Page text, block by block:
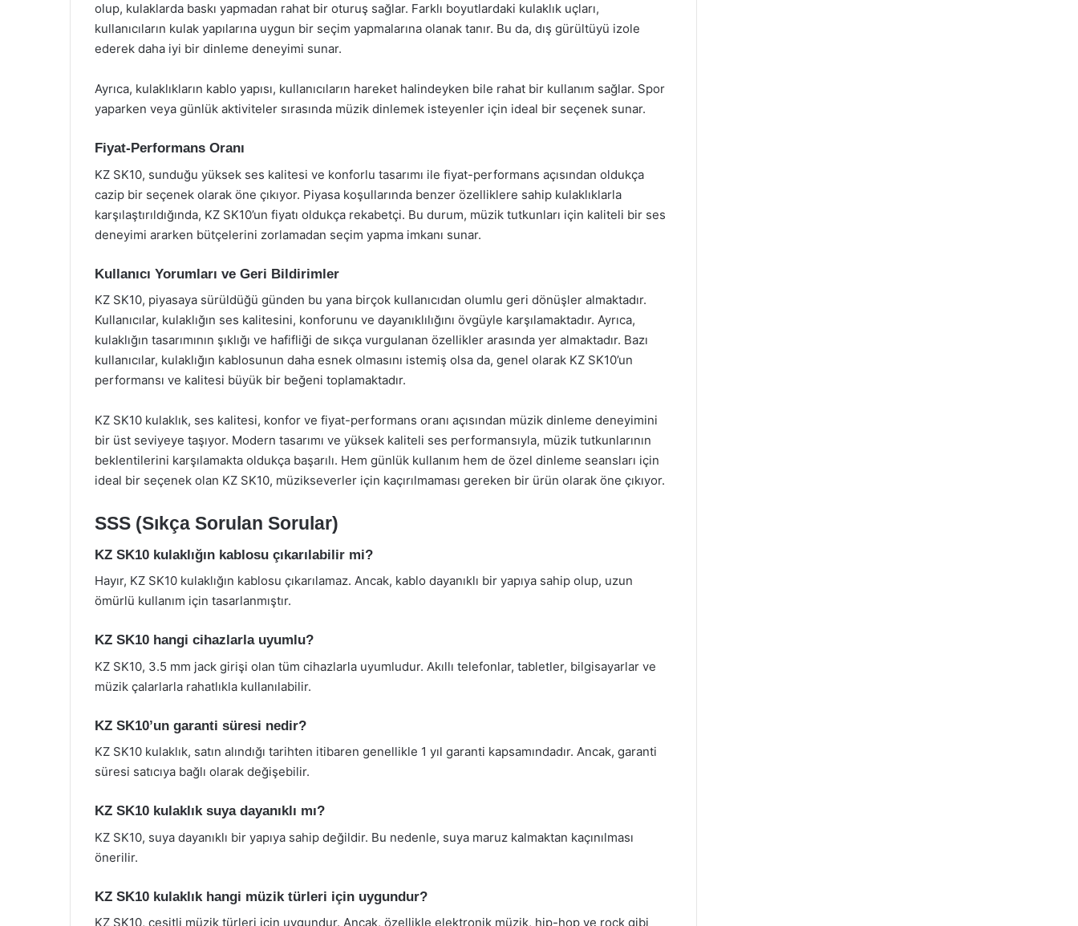
olup, kulaklarda baskı yapmadan rahat bir oturuş sağlar. Farklı boyutlardaki kulaklık uçları,
kullanıcıların kulak yapılarına uygun bir seçim yapmalarına olanak tanır. Bu da, dış gürültüyü izole
ederek daha iyi bir dinleme deneyimi sunar.
Ayrıca, kulaklıkların kablo yapısı, kullanıcıların hareket halindeyken bile rahat bir kullanım sağlar. Spor
yaparken veya günlük aktiviteler sırasında müzik dinlemek isteyenler için ideal bir seçenek sunar.
Fiyat-Performans Oranı
KZ SK10, sunduğu yüksek ses kalitesi ve konforlu tasarımı ile fiyat-performans açısından oldukça
cazip bir seçenek olarak öne çıkıyor. Piyasa koşullarında benzer özelliklere sahip kulaklıklarla
karşılaştırıldığında, KZ SK10’un fiyatı oldukça rekabetçi. Bu durum, müzik tutkunları için kaliteli bir ses
deneyimi ararken bütçelerini zorlamadan seçim yapma imkanı sunar.
Kullanıcı Yorumları ve Geri Bildirimler
KZ SK10, piyasaya sürüldüğü günden bu yana birçok kullanıcıdan olumlu geri dönüşler almaktadır.
Kullanıcılar, kulaklığın ses kalitesini, konforunu ve dayanıklılığını övgüyle karşılamaktadır. Ayrıca,
kulaklığın tasarımının şıklığı ve hafifliği de sıkça vurgulanan özellikler arasında yer almaktadır. Bazı
kullanıcılar, kulaklığın kablosunun daha esnek olmasını istemiş olsa da, genel olarak KZ SK10’un
performansı ve kalitesi büyük bir beğeni toplamaktadır.
KZ SK10 kulaklık, ses kalitesi, konfor ve fiyat-performans oranı açısından müzik dinleme deneyimini
bir üst seviyeye taşıyor. Modern tasarımı ve yüksek kaliteli ses performansıyla, müzik tutkunlarının
beklentilerini karşılamakta oldukça başarılı. Hem günlük kullanım hem de özel dinleme seansları için
ideal bir seçenek olan KZ SK10, müzikseverler için kaçırılmaması gereken bir ürün olarak öne çıkıyor.
SSS (Sıkça Sorulan Sorular)
KZ SK10 kulaklığın kablosu çıkarılabilir mi?
Hayır, KZ SK10 kulaklığın kablosu çıkarılamaz. Ancak, kablo dayanıklı bir yapıya sahip olup, uzun
ömürlü kullanım için tasarlanmıştır.
KZ SK10 hangi cihazlarla uyumlu?
KZ SK10, 3.5 mm jack girişi olan tüm cihazlarla uyumludur. Akıllı telefonlar, tabletler, bilgisayarlar ve
müzik çalarlarla rahatlıkla kullanılabilir.
KZ SK10’un garanti süresi nedir?
KZ SK10 kulaklık, satın alındığı tarihten itibaren genellikle 1 yıl garanti kapsamındadır. Ancak, garanti
süresi satıcıya bağlı olarak değişebilir.
KZ SK10 kulaklık suya dayanıklı mı?
KZ SK10, suya dayanıklı bir yapıya sahip değildir. Bu nedenle, suya maruz kalmaktan kaçınılması
önerilir.
KZ SK10 kulaklık hangi müzik türleri için uygundur?
KZ SK10, çeşitli müzik türleri için uygundur. Ancak, özellikle elektronik müzik, hip-hop ve rock gibi